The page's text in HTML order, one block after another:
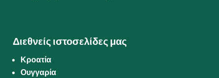
Διεθνείς ιστοσελίδες μας
Κροατία
Ουγγαρία